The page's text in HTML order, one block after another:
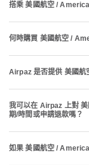
搭乘 美國航空 /
何時購買 美國航空 /
Airpaz 是否提供 美國
我可以在 Airpaz 上對
期/時間或申請退款嗎？
如果 美國航空 /